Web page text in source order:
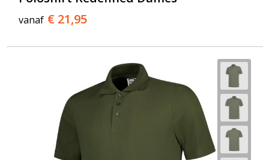
vanaf € 21,95